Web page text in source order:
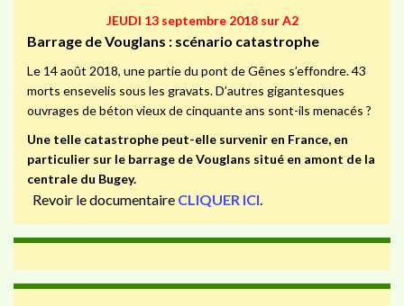
JEUDI 13 septembre 2018 sur A2
Barrage de Vouglans : scénario catastrophe
Le 14 août 2018, une partie du pont de Gênes s’effondre. 43
morts ensevelis sous les gravats. D’autres gigantesques
ouvrages de béton vieux de cinquante ans sont-ils menacés ?
Une telle catastrophe peut-elle survenir en France, en
particulier sur le barrage de Vouglans situé en amont de la
centrale du Bugey.
Revoir le documentaire CLIQUER ICI.